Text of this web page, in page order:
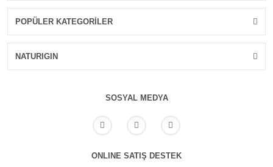
POPÜLER KATEGORİLER
NATURIGIN
SOSYAL MEDYA
ONLINE SATIŞ DESTEK